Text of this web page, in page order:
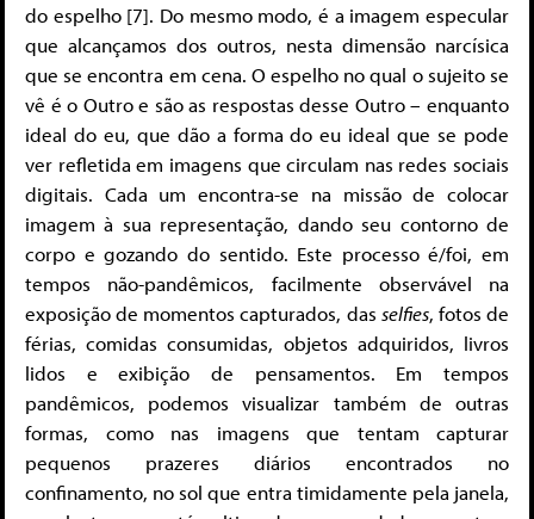
do espelho [7]. Do mesmo modo, é a imagem especular
que alcançamos dos outros, nesta dimensão narcísica
que se encontra em cena. O espelho no qual o sujeito se
vê é o Outro e são as respostas desse Outro – enquanto
ideal do eu, que dão a forma do eu ideal que se pode
ver refletida em imagens que circulam nas redes sociais
digitais. Cada um encontra-se na missão de colocar
imagem à sua representação, dando seu contorno de
corpo e gozando do sentido. Este processo é/foi, em
tempos não-pandêmicos, facilmente observável na
exposição de momentos capturados, das selfies, fotos de
férias, comidas consumidas, objetos adquiridos, livros
lidos e exibição de pensamentos. Em tempos
pandêmicos, podemos visualizar também de outras
formas, como nas imagens que tentam capturar
pequenos prazeres diários encontrados no
confinamento, no sol que entra timidamente pela janela,